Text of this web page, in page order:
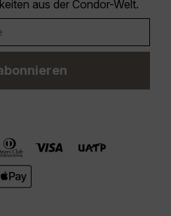
aus der Condor-Welt.